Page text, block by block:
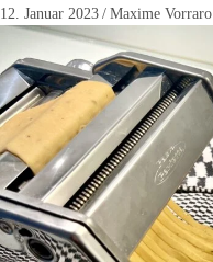
12. Januar 2023 / Maxime Vorraro